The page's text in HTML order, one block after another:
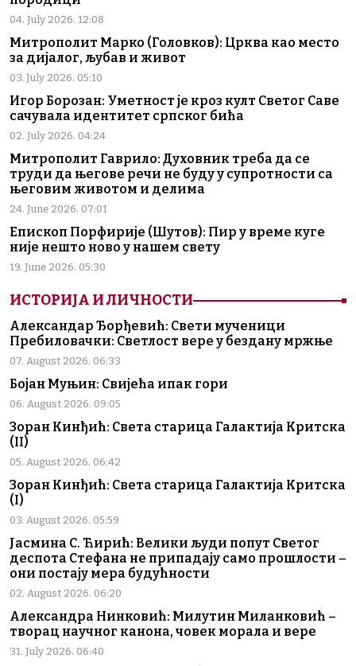
04. July 2026. 12:08
Митрополит Марко (Головков): Црква као место
за дијалог, љубав и живот
03. July 2026. 05:10
Игор Борозан: Уметност је кроз култ Светог Саве
сачувала идентитет српског бића
02. July 2026. 04:24
Митрополит Гаврило: Духовник треба да се
труди да његове речи не буду у супротности са
његовим животом и делима
24. June 2026. 07:01
Епископ Порфирије (Шутов): Пир у време куге
није нешто ново у нашем свету
19. June 2026. 05:30
ИСТОРИЈА И ЛИЧНОСТИ
Александар Ђорђевић: Свети мученици
Пребиловачки: Светлост вере у бездану мржње
07. August 2026. 06:33
Бојан Муњин: Свијећа ипак гори
06. August 2026. 09:05
Зоран Кинђић: Света старица Галактија Критска
(II)
05. August 2026. 06:42
Зоран Кинђић: Света старица Галактија Критска
(I)
03. August 2026. 05:59
Јасмина С. Ћирић: Велики људи попут Светог
деспота Стефана не припадају само прошлости –
они постају мера будућности
02. August 2026. 06:20
Александра Нинковић: Милутин Миланковић –
творац научног канона, човек морала и вере
31. July 2026. 06:40